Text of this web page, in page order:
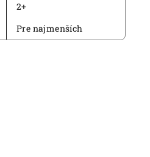
2+
Pre najmenších